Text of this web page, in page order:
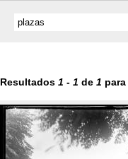
Resultados 1 - 1 de 1 para